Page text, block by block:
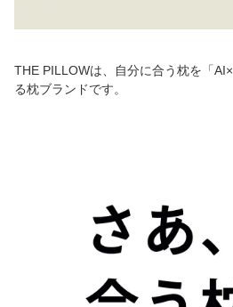
THE PILLOWは、自分に合う枕を「
る枕ブランドです。